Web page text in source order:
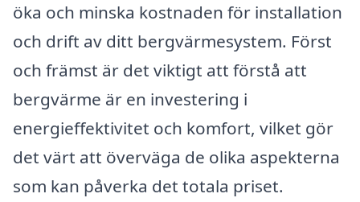
öka och minska kostnaden för installation
och drift av ditt bergvärmesystem. Först
och främst är det viktigt att förstå att
bergvärme är en investering i
energieffektivitet och komfort, vilket gör
det värt att överväga de olika aspekterna
som kan påverka det totala priset.